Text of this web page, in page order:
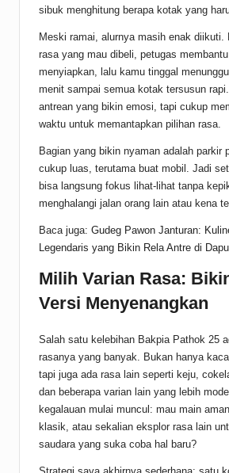
sibuk menghitung berapa kotak yang
Meski ramai, alurnya masih enak diikuti.
rasa yang mau dibeli, petugas
menyiapkan, lalu kamu tinggal
menit sampai semua kotak tersusun
antrean yang bikin emosi, tapi cukup
waktu untuk memantapkan pilihan rasa.
Bagian yang bikin nyaman adalah parkir
cukup luas, terutama buat mobil. Jadi
bisa langsung fokus lihat-lihat tanpa
menghalangi jalan orang lain atau kena
Baca juga: Gudeg Pawon Janturan:
Legendaris yang Bikin Rela Antre di
Milih Varian Rasa:
Versi Menyenangkan
Salah satu kelebihan Bakpia Pathok 25
rasanya yang banyak. Bukan hanya
tapi juga ada rasa lain seperti keju,
dan beberapa varian lain yang lebih
kegalauan mulai muncul: mau main
klasik, atau sekalian eksplor rasa lain
saudara yang suka coba hal baru?